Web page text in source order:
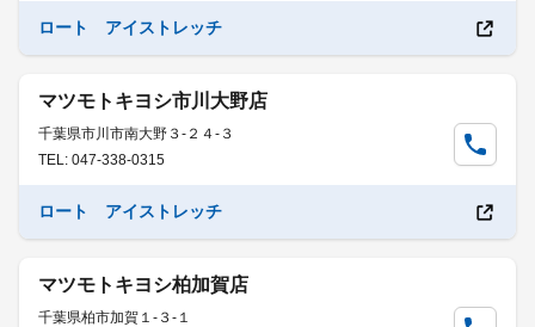
ロート アイストレッチ
マツモトキヨシ市川大野店
千葉県市川市南大野３-２４-３
TEL: 047-338-0315
ロート アイストレッチ
マツモトキヨシ柏加賀店
千葉県柏市加賀１-３-１